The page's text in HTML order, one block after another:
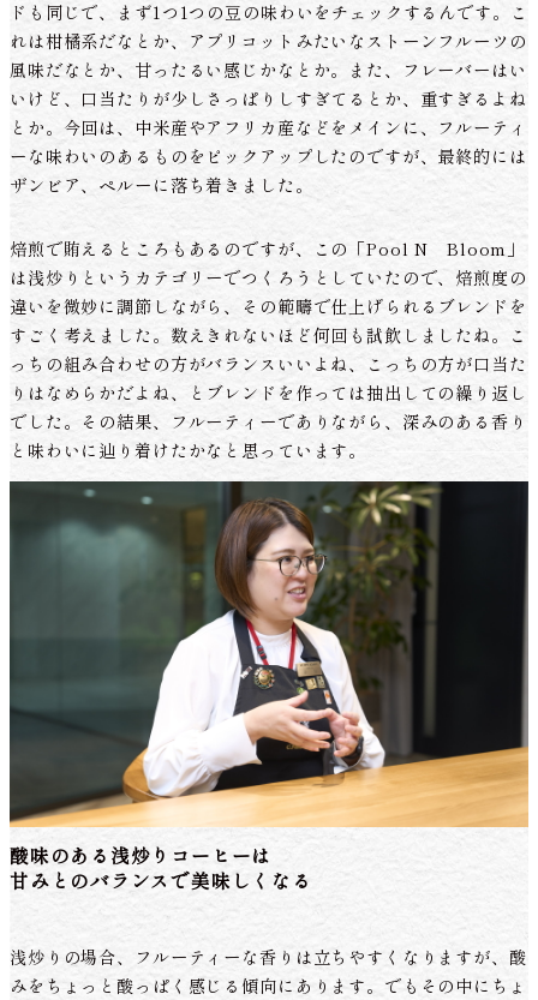
ドも同じで、まず1つ1つの豆の味わいをチェックするんです。こ
れは柑橘系だなとか、アプリコットみたいなストーンフルーツの
風味だなとか、甘ったるい感じかなとか。また、フレーバーはい
いけど、口当たりが少しさっぱりしすぎてるとか、重すぎるよね
とか。今回は、中米産やアフリカ産などをメインに、フルーティ
ーな味わいのあるものをピックアップしたのですが、最終的には
ザンビア、ペルーに落ち着きました。
焙煎で賄えるところもあるのですが、この「Pool N Bloom」
は浅炒りというカテゴリーでつくろうとしていたので、焙煎度の
違いを微妙に調節しながら、その範疇で仕上げられるブレンドを
すごく考えました。数えきれないほど何回も試飲しましたね。こ
っちの組み合わせの方がバランスいいよね、こっちの方が口当た
りはなめらかだよね、とブレンドを作っては抽出しての繰り返し
でした。その結果、フルーティーでありながら、深みのある香り
と味わいに辿り着けたかなと思っています。
酸味のある浅炒りコーヒーは
甘みとのバランスで美味しくなる
浅炒りの場合、フルーティーな香りは立ちやすくなりますが、酸
みをちょっと酸っぱく感じる傾向にあります。でもその中にちょ